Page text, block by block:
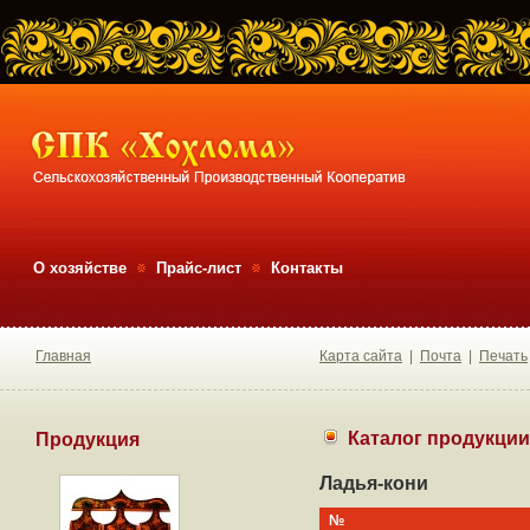
О хозяйстве Прайс-лист Контакты
Главная
Продукция
Карта сайта Почта Печать
Каталог продукции
Ладья-кони
№